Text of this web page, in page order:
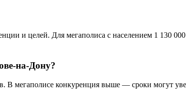
и целей. Для мегаполиса с населением 1 130
на-Дону?
мегаполисе конкуренция выше — сроки могут